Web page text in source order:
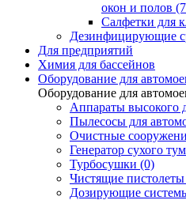
окон и полов
Салфетки для
Дезинфицирующие
Для предприятий
Химия для бассейнов
Оборудование для
Оборудование для
Аппараты высокого
Пылесосы для
Очистные
Генератор сухого
Турбосушки (0)
Чистящие
Дозирующие